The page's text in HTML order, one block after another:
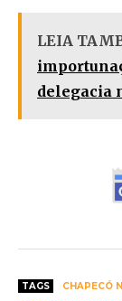
LEIA
delegacia
TAGS CHAPECÓ